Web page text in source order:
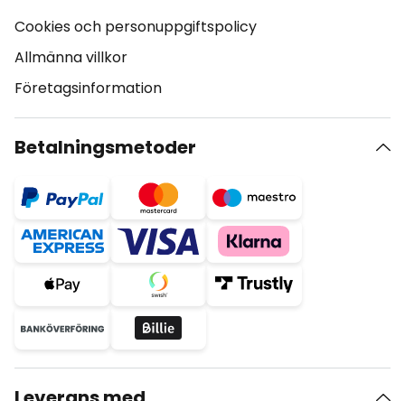
Cookies och personuppgiftspolicy
Allmänna villkor
Företagsinformation
Betalningsmetoder